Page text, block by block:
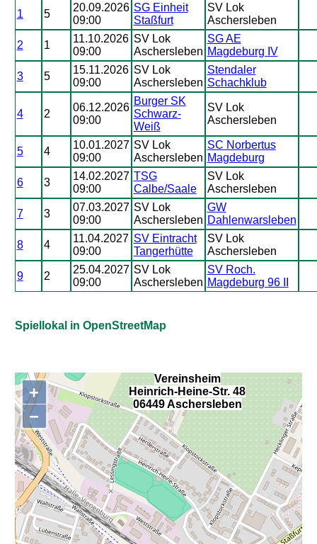
1 5
20.09.2026
09:00
SG Einheit
Staßfurt
SV Lok
Aschersleben
2 1
11.10.2026
09:00
SV Lok
Aschersleben
SG AE
Magdeburg IV
3 5
15.11.2026
09:00
SV Lok
Aschersleben
Stendaler
Schachklub
4 2
06.12.2026
09:00
Burger SK
Schwarz-
Weiß
SV Lok
Aschersleben
5 4
10.01.2027
09:00
SV Lok
Aschersleben
SC Norbertus
Magdeburg
6 3
14.02.2027
09:00
TSG
Calbe/Saale
SV Lok
Aschersleben
7 3
07.03.2027
09:00
SV Lok
Aschersleben
GW
Dahlenwarsleben
8 4
11.04.2027
09:00
SV Eintracht
Tangerhütte
SV Lok
Aschersleben
9 2
25.04.2027
09:00
SV Lok
Aschersleben
SV Roch.
Magdeburg 96 II
Spiellokal in OpenStreetMap
+
−
Vereinsheim
Heinrich-Heine-Str. 48
06449 Aschersleben
,